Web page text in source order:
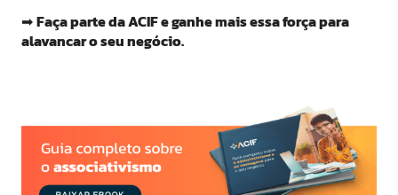
➡Faça parte da ACIF e ganhe mais essa força para
alavancar o seu negócio.